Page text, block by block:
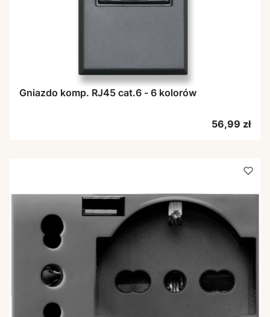
Gniazdo komp. RJ45 cat.6 - 6 kolorów
Cena
56,99 zł